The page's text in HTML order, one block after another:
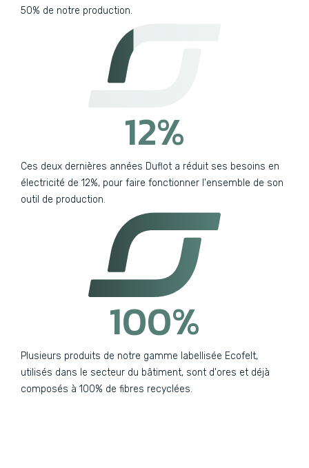
50% de notre production.
Ces deux dernières années Duflot a réduit ses besoins en
électricité de 12%, pour faire fonctionner l'ensemble de son
outil de production.
12%
Plusieurs produits de notre gamme labellisée Ecofelt,
utilisés dans le secteur du bâtiment, sont d'ores et déjà
composés à 100% de fibres recyclées.
100%